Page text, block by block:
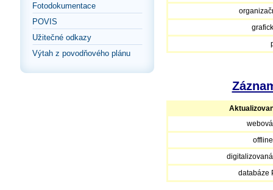
Fotodokumentace
POVIS
Užitečné odkazy
Výtah z povodňového plánu
databáze